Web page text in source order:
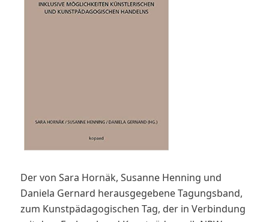
Der von Sara Hornäk, Susanne Henning und
Daniela Gernard herausgegebene Tagungsband,
zum Kunstpädagogischen Tag, der in Verbindung